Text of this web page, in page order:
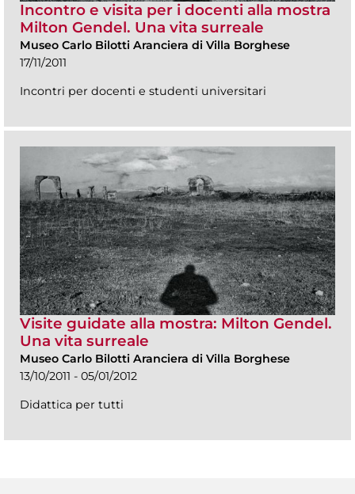
Incontro e visita per i docenti alla mostra
Milton Gendel. Una vita surreale
Museo Carlo Bilotti Aranciera di Villa Borghese
17/11/2011
Incontri per docenti e studenti universitari
Visite guidate alla mostra: Milton Gendel.
Una vita surreale
Museo Carlo Bilotti Aranciera di Villa Borghese
13/10/2011 - 05/01/2012
Didattica per tutti